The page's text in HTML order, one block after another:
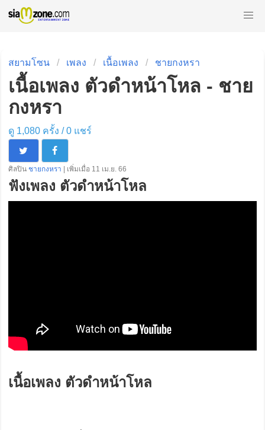
สยามโซน เพลง เนื้อเพลง ชายกงหรา
เนื้อเพลง ตัวดำหน้าโหล - ชาย
กงหรา
ดู 1,080 ครั้ง /0แชร์
ศิลปิน ชายกงหรา | เพิ่มเมื่อ 11 เม.ย. 66
ฟังเพลง ตัวดำหน้าโหล
เนื้อเพลง ตัวดำหน้าโหล